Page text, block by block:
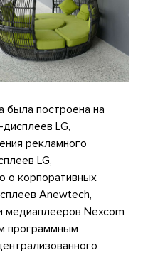
была построена на
LG,
рекламного
LG,
корпоративных
Anewtech,
медиаплееров Nexcom
программным